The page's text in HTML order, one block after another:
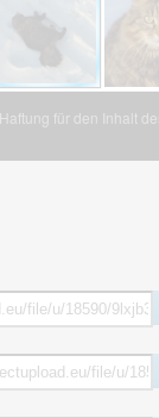
für den Inhalt